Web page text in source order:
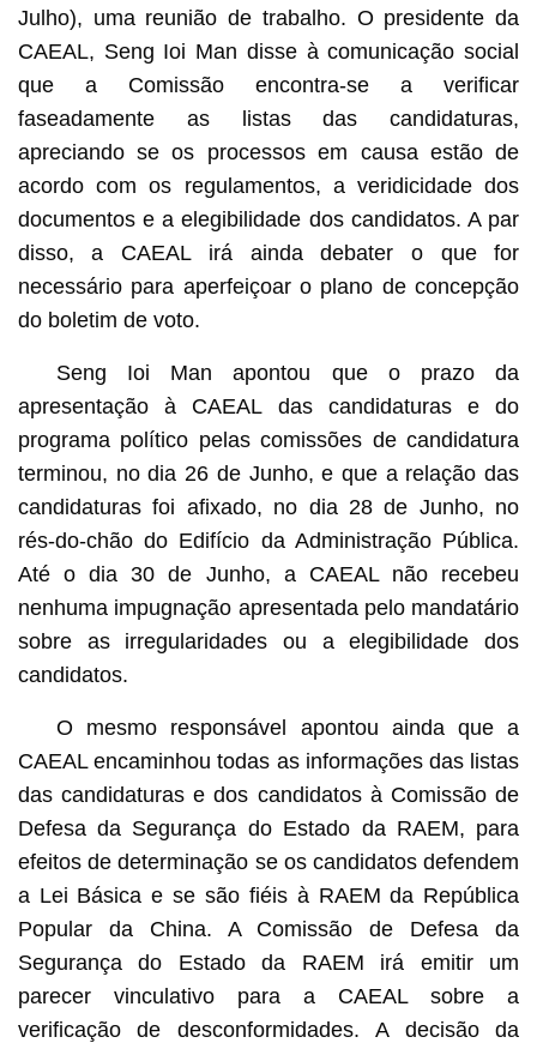
Julho), uma reunião de trabalho. O presidente da
CAEAL, Seng Ioi Man disse à comunicação social
que a Comissão encontra-se a verificar
faseadamente as listas das candidaturas,
apreciando se os processos em causa estão de
acordo com os regulamentos, a veridicidade dos
documentos e a elegibilidade dos candidatos. A par
disso, a CAEAL irá ainda debater o que for
necessário para aperfeiçoar o plano de concepção
do boletim de voto.
Seng Ioi Man apontou que o prazo da
apresentação à CAEAL das candidaturas e do
programa político pelas comissões de candidatura
terminou, no dia 26 de Junho, e que a relação das
candidaturas foi afixado, no dia 28 de Junho, no
rés-do-chão do Edifício da Administração Pública.
Até o dia 30 de Junho, a CAEAL não recebeu
nenhuma impugnação apresentada pelo mandatário
sobre as irregularidades ou a elegibilidade dos
candidatos.
O mesmo responsável apontou ainda que a
CAEAL encaminhou todas as informações das listas
das candidaturas e dos candidatos à Comissão de
Defesa da Segurança do Estado da RAEM, para
efeitos de determinação se os candidatos defendem
a Lei Básica e se são fiéis à RAEM da República
Popular da China. A Comissão de Defesa da
Segurança do Estado da RAEM irá emitir um
parecer vinculativo para a CAEAL sobre a
verificação de desconformidades. A decisão da